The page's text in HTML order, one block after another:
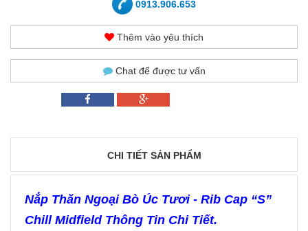
0913.906.653
Thêm vào yêu thích
Chat để được tư vấn
CHI TIẾT SẢN PHẨM
Nắp Thăn Ngoại Bò Úc Tươi - Rib Cap “S”
Chill Midfield Thông Tin Chi Tiết.